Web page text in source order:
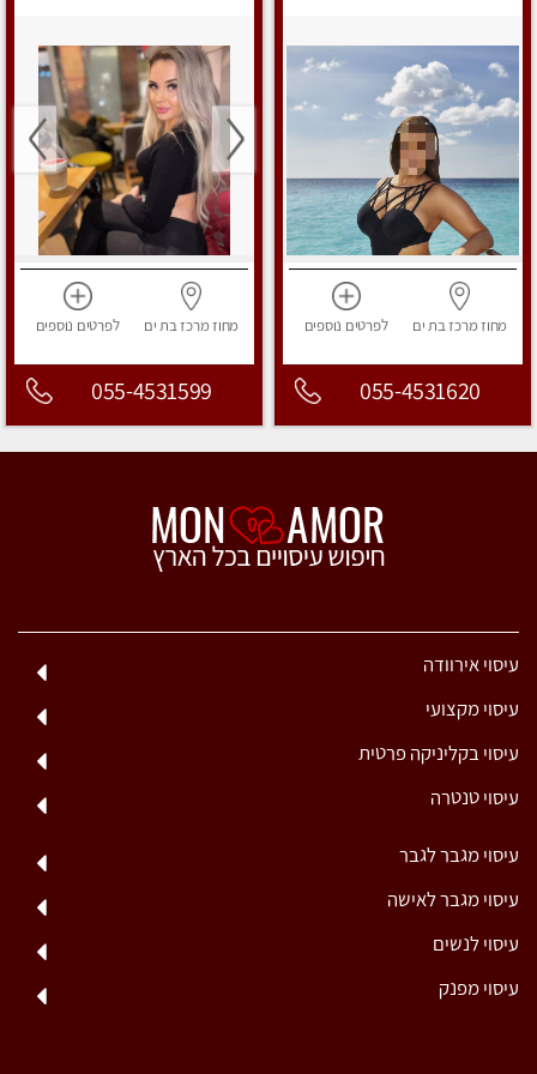
מחוז מרכז בת ים לפרטים נוספים
055-4531620
מחוז מרכז בת ים לפרטים נוספים
055-4531599
עיסוי אירוודה
עיסוי מקצועי
עיסוי בקליניקה פרטית
עיסוי טנטרה
עיסוי מגבר לגבר
עיסוי מגבר לאישה
עיסוי לנשים
עיסוי מפנק